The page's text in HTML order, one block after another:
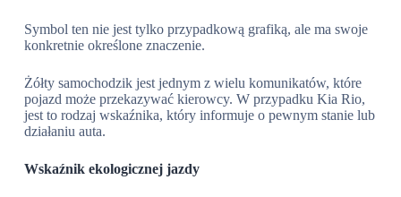
Symbol ten nie jest tylko przypadkową grafiką, ale ma swoje
konkretnie określone znaczenie.
Żółty samochodzik jest jednym z wielu komunikatów, które
pojazd może przekazywać kierowcy. W przypadku Kia Rio,
jest to rodzaj wskaźnika, który informuje o pewnym stanie lub
działaniu auta.
Wskaźnik ekologicznej jazdy